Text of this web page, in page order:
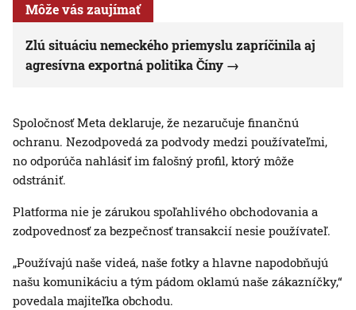
Môže vás zaujímať
Zlú situáciu nemeckého priemyslu zapríčinila aj
agresívna exportná politika Číny
Spoločnosť Meta deklaruje, že nezaručuje finančnú
ochranu. Nezodpovedá za podvody medzi používateľmi,
no odporúča nahlásiť im falošný profil, ktorý môže
odstrániť.
Platforma nie je zárukou spoľahlivého obchodovania a
zodpovednosť za bezpečnosť transakcií nesie používateľ.
„Používajú naše videá, naše fotky a hlavne napodobňujú
našu komunikáciu a tým pádom oklamú naše zákazníčky,“
povedala majiteľka obchodu.